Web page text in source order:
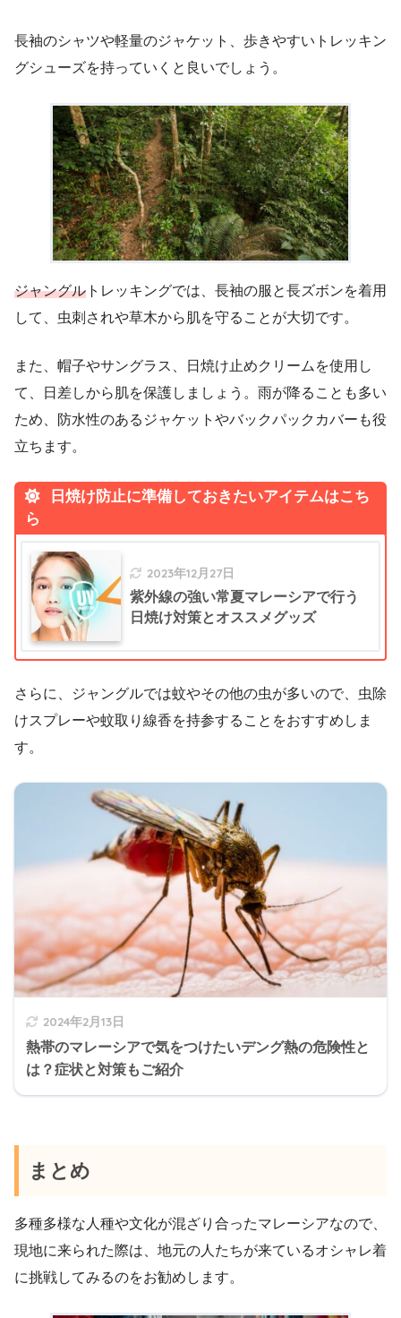
長袖のシャツや軽量のジャケット、歩きやすいトレッキン
グシューズを持っていくと良いでしょう。
ジャングル トレッキングでは、長袖の服と長ズボンを着用
して、虫刺されや草木から肌を守ることが大切です。
また、帽子やサングラス、日焼け止めクリームを使用し
て、日差しから肌を保護しましょう。雨が降ることも多い
ため、防水性のあるジャケットやバックパックカバーも役
立ちます。
日焼け防止に準備しておきたいアイテムはこち
ら
2023年12月27日
紫外線の強い常夏マレーシアで行う
日焼け対策とオススメグッズ
さらに、ジャングルでは蚊やその他の虫が多いので、虫除
けスプレーや蚊取り線香を持参することをおすすめしま
す。
2024年2月13日
熱帯のマレーシアで気をつけたいデング熱の危険性と
は？症状と対策もご紹介
まとめ
多種多様な人種や文化が混ざり合ったマレーシアなので、
現地に来られた際は、地元の人たちが来ているオシャレ着
に挑戦してみるのをお勧めします。